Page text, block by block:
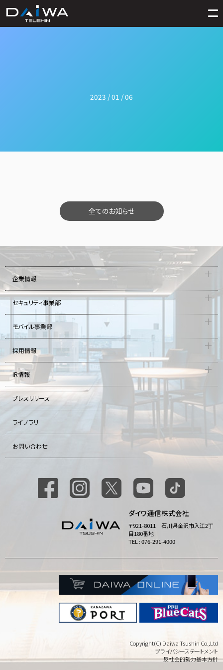
2023 / 01 / 06
全てのお知らせ
企業情報
セキュリティ事業部
モバイル事業部
採用情報
IR情報
プレスリリース
ライブラリ
お問い合わせ
ダイワ通信株式会社
〒921-8011 石川県金沢市入江2丁
目180番地
TEL : 076-291-4000
Copyright(C) Daiwa Tsushin Co.,Ltd
プライバシーステートメント
反社会的勢力基本方針